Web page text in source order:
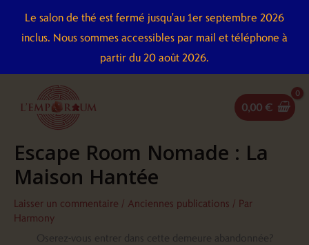
Le salon de thé est fermé jusqu'au 1er septembre 2026
inclus. Nous sommes accessibles par mail et téléphone à
partir du 20 août 2026.
contenu
0,00 €
Escape Room Nomade : La
Maison Hantée
Laisser un commentaire / Anciennes publications / Par
Harmony
Oserez-vous entrer dans cette demeure abandonnée?